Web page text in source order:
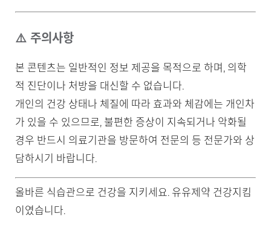
⚠️ 주의사항
본 콘텐츠는 일반적인 정보 제공을 목적으로 하며, 의학
적 진단이나 처방을 대신할 수 없습니다.
개인의 건강 상태나 체질에 따라 효과와 체감에는 개인차
가 있을 수 있으므로, 불편한 증상이 지속되거나 악화될
경우 반드시 의료기관을 방문하여 전문의 등 전문가와 상
담하시기 바랍니다.
올바른 식습관으로 건강을 지키세요. 유유제약 건강지킴
이였습니다.